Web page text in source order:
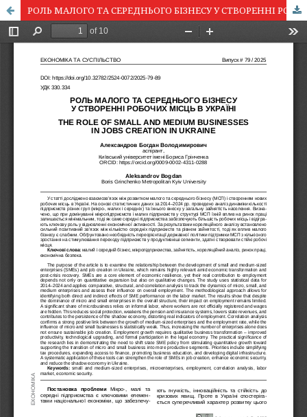
РОЛЬ МАЛОГО ТА СЕРЕДНЬОГО БІЗНЕСУ У СТВОРЕННІ РОБОЧИХ МІСЦЬ В УКРАЇНІ